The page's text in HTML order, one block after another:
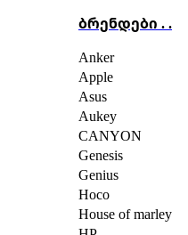
ბრენდები . .
Anker
Apple
Asus
Aukey
CANYON
Genesis
Genius
Hoco
House of marley